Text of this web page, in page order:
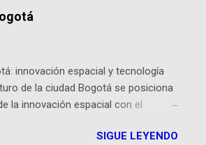
innovación espacial y tecnología
de la ciudad Bogotá se posiciona
la innovación espacial con el
que convierte tecnologías de la
SIGUE LEYENDO